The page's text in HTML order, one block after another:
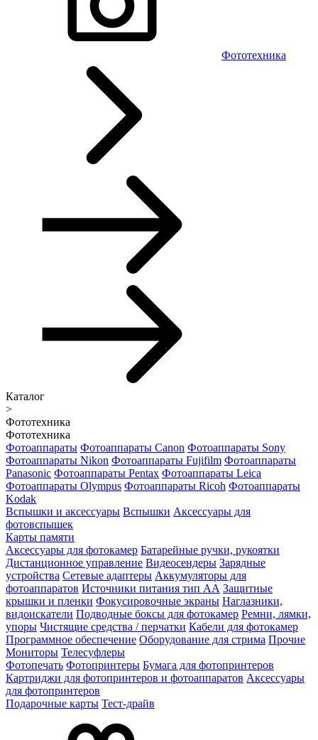
Фототехника
Каталог
>
Фототехника
Фототехника
Фотоаппараты Фотоаппараты Canon Фотоаппараты Sony
Фотоаппараты Nikon Фотоаппараты Fujifilm Фотоаппараты
Panasonic Фотоаппараты Pentax Фотоаппараты Leica
Фотоаппараты Olympus Фотоаппараты Ricoh Фотоаппараты
Kodak
Вспышки и аксессуары Вспышки Аксессуары для
фотовспышек
Карты памяти
Аксессуары для фотокамер Батарейные ручки, рукоятки
Дистанционное управление Видеосендеры Зарядные
устройства Сетевые адаптеры Аккумуляторы для
фотоаппаратов Источники питания тип АА Защитные
крышки и пленки Фокусировочные экраны Наглазники,
видоискатели Подводные боксы для фотокамер Ремни, лямки,
упоры Чистящие средства / перчатки Кабели для фотокамер
Программное обеспечение Оборудование для стрима Прочие
Мониторы Телесуфлеры
Фотопечать Фотопринтеры Бумага для фотопринтеров
Картриджи для фотопринтеров и фотоаппаратов Аксессуары
для фотопринтеров
Подарочные карты Тест-драйв